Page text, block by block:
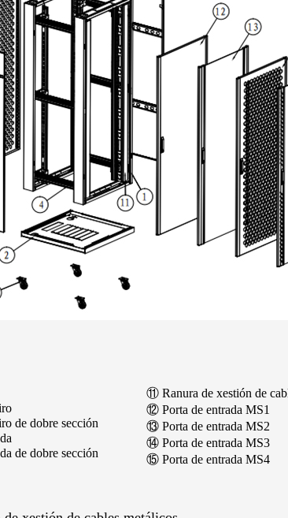
de dobre sección
de dobre sección
⑪ Ranura de xestión de
⑫ Porta de entrada MS1
⑬ Porta de entrada MS2
⑭ Porta de entrada MS3
⑮ Porta de entrada MS4